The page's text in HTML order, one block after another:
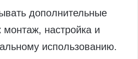
дополнительные
монтаж, настройка и
использованию.